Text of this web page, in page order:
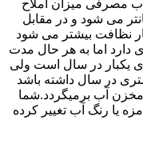
مصرفی میزان املاح
می شود و در مقابل
نظافت بیشتر می شود
دارد اما به هر حال مدت
یکبار در سال است ولی
در سال داشته باشد
آب برمیگردد.شما
یا رنگ آب تغییر کرده